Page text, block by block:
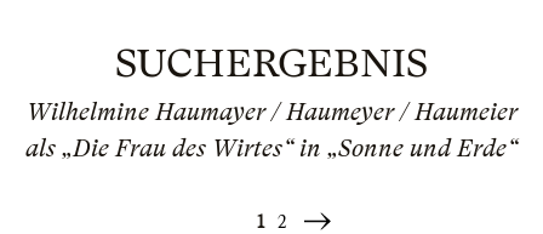
SUCHERGEBNIS
Wilhelmine Haumayer / Haumeyer / Haumeier
als „Die Frau des Wirtes“ in „Sonne und Erde“
1 2
Weiter